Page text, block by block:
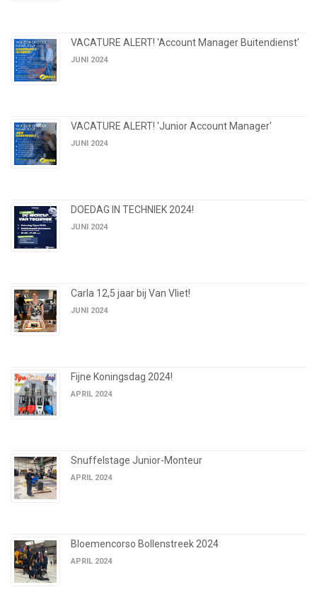
VACATURE ALERT! 'Account Manager Buitendienst'
JUNI 2024
VACATURE ALERT! 'Junior Account Manager'
JUNI 2024
DOEDAG IN TECHNIEK 2024!
JUNI 2024
Carla 12,5 jaar bij Van Vliet!
JUNI 2024
Fijne Koningsdag 2024!
APRIL 2024
Snuffelstage Junior-Monteur
APRIL 2024
Bloemencorso Bollenstreek 2024
APRIL 2024